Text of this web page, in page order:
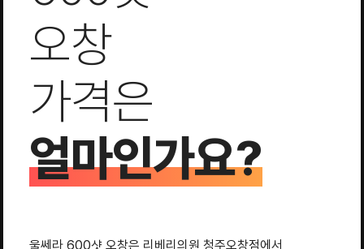
오창
가격은
얼마인가요?
울쎄라 600샷 오창은 리베리의원 청주오창점에서